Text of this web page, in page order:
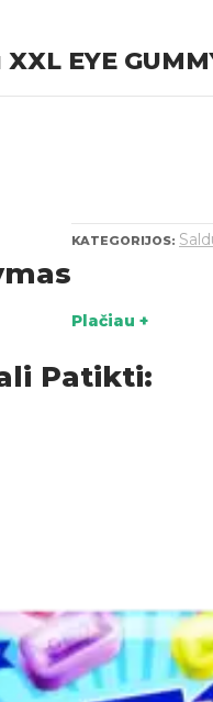
EYE
KATEGORIJOS:
Plačiau +
Patikti: